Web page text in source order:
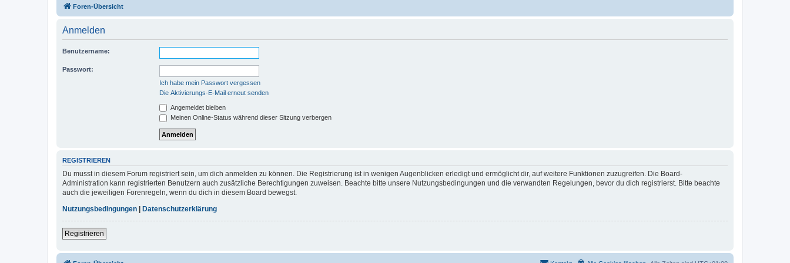
Foren-Übersicht
Anmelden
Benutzername:
Passwort:
Ich habe mein Passwort vergessen
Die Aktivierungs-E-Mail erneut senden
Angemeldet bleiben
Meinen Online-Status während dieser Sitzung verbergen
REGISTRIEREN
Du musst in diesem Forum registriert sein, um dich anmelden zu können. Die Registrierung ist in wenigen Augenblicken erledigt und ermöglicht dir, auf weitere Funktionen zuzugreifen. Die Board-
Administration kann registrierten Benutzern auch zusätzliche Berechtigungen zuweisen. Beachte bitte unsere Nutzungsbedingungen und die verwandten Regelungen, bevor du dich registrierst. Bitte beachte
auch die jeweiligen Forenregeln, wenn du dich in diesem Board bewegst.
Nutzungsbedingungen
Datenschutzerklärung
Registrieren